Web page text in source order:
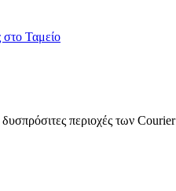
δυσπρόσιτες περιοχές των Courier